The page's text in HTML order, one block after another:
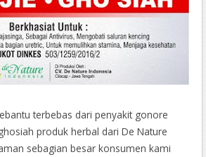
terbebas dari penyakit gonore
produk herbal dari De Nature
sebagian besar konsumen kami